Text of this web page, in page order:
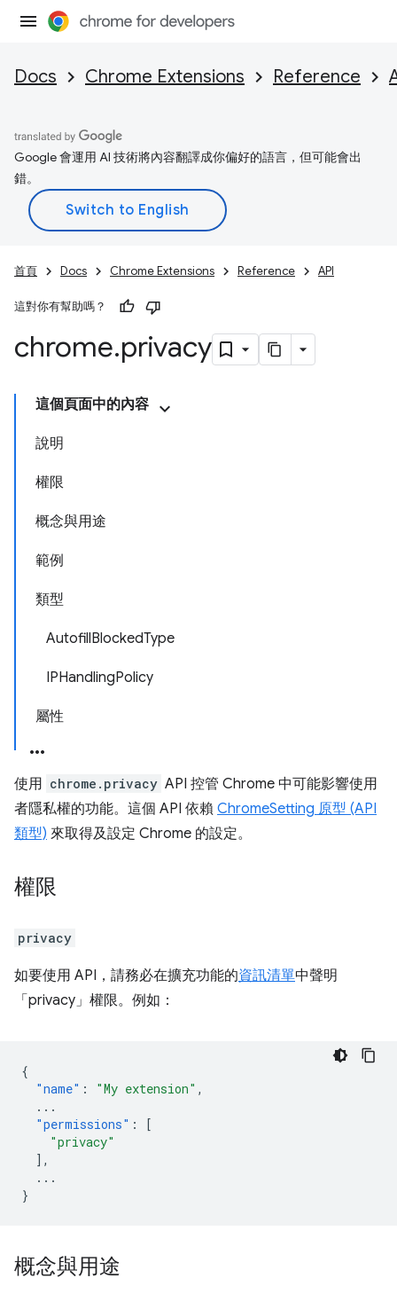
Docs Chrome Extensions Reference
Google 會運用 AI 技術將內容翻譯成你偏好的語言，但可能會出
錯。
首頁 Docs Chrome Extensions Reference API
這對你有幫助嗎？
chrome.privacy
這個頁面中的內容
說明
權限
概念與用途
範例
類型
AutofillBlockedType
IPHandlingPolicy
屬性
使用 chrome.privacy API 控管 Chrome 中可能影響使用
者隱私權的功能。這個 API 依賴 ChromeSetting 原型 (API
類型) 來取得及設定 Chrome 的設定。
權限
privacy
如要使用 API，請務必在擴充功能的資訊清單中聲明
「privacy」權限。例如：
{
"name" : "My extension" ,
...
"permissions" :
[
"privacy"
],
...
}
概念與用途